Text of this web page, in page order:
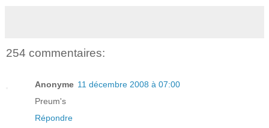
254 commentaires:
Anonyme 11 décembre 2008 à 07:00
Preum's
Répondre